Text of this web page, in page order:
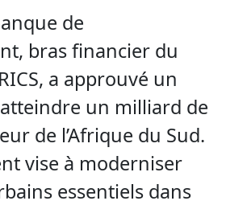
de
bras financier du
a approuvé un
un milliard de
de l’Afrique du Sud.
vise à moderniser
essentiels dans